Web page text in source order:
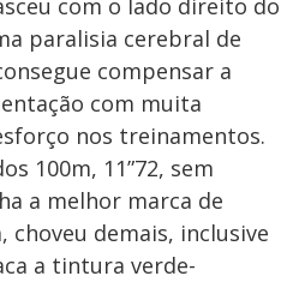
com o lado direito do
paralisia cerebral de
compensar a
com muita
nos treinamentos.
100m, 11”72, sem
a melhor marca de
choveu demais, inclusive
a tintura verde-